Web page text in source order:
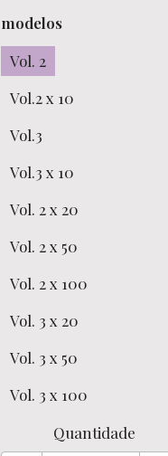
modelos
Vol. 2
Vol.2 x 10
Vol.3
Vol.3 x 10
Vol. 2 x 20
Vol. 2 x 50
Vol. 2 x 100
Vol. 3 x 20
Vol. 3 x 50
Vol. 3 x 100
Quantidade